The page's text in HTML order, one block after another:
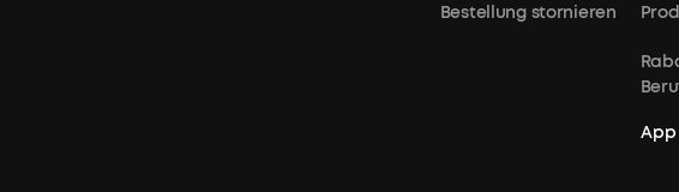
Bestellung stornieren
App